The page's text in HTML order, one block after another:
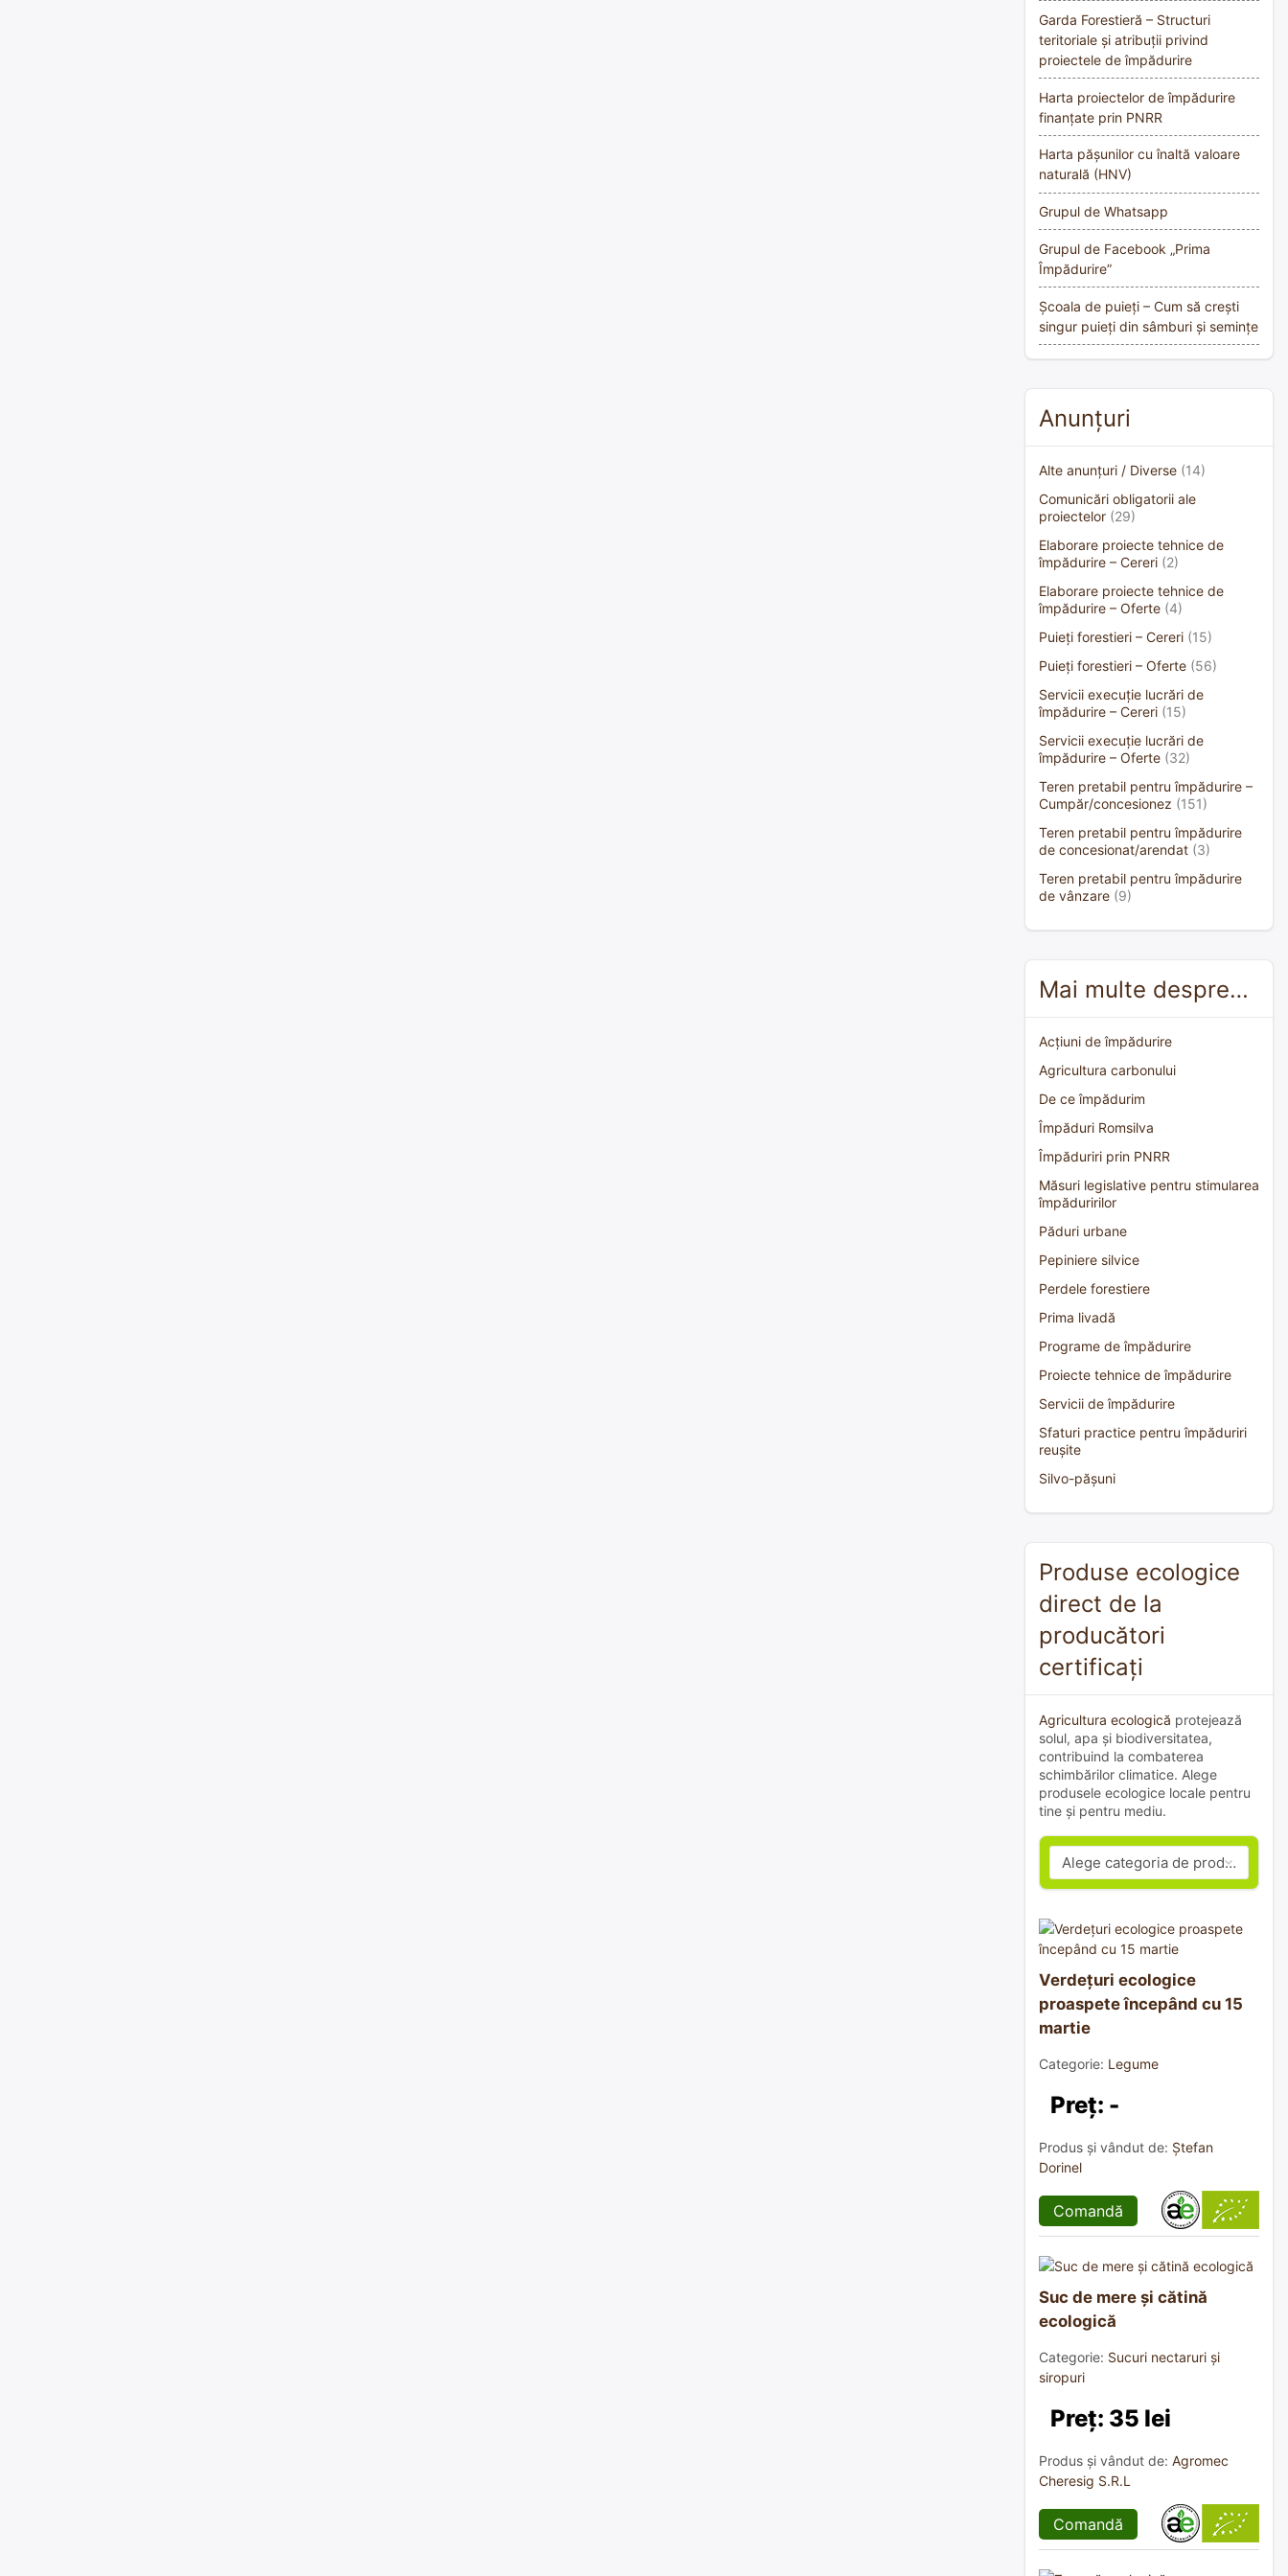
Garda Forestieră – Structuri
teritoriale și atribuții privind
proiectele de împădurire
Harta proiectelor de împădurire
finanțate prin PNRR
Harta pășunilor cu înaltă valoare
naturală (HNV)
Grupul de Whatsapp
Grupul de Facebook „Prima
Împădurire”
Școala de puieți – Cum să crești
singur puieți din sâmburi și semințe
Anunțuri
Alte anunțuri / Diverse (14)
Comunicări obligatorii ale
proiectelor (29)
Elaborare proiecte tehnice de
împădurire – Cereri (2)
Elaborare proiecte tehnice de
împădurire – Oferte (4)
Puieți forestieri – Cereri (15)
Puieți forestieri – Oferte (56)
Servicii execuție lucrări de
împădurire – Cereri (15)
Servicii execuție lucrări de
împădurire – Oferte (32)
Teren pretabil pentru împădurire –
Cumpăr/concesionez (151)
Teren pretabil pentru împădurire
de concesionat/arendat (3)
Teren pretabil pentru împădurire
de vânzare (9)
Mai multe despre…
Acțiuni de împădurire
Agricultura carbonului
De ce împădurim
Împăduri Romsilva
Împăduriri prin PNRR
Măsuri legislative pentru stimularea
împăduririlor
Păduri urbane
Pepiniere silvice
Perdele forestiere
Prima livadă
Programe de împădurire
Proiecte tehnice de împădurire
Servicii de împădurire
Sfaturi practice pentru împăduriri
reușite
Silvo-pășuni
Produse ecologice
direct de la
producători
certificați
Agricultura ecologică protejează
solul, apa și biodiversitatea,
contribuind la combaterea
schimbărilor climatice. Alege
produsele ecologice locale pentru
tine și pentru mediu.
Verdețuri ecologice
proaspete începând cu 15
martie
Categorie: Legume
Preț: -
Produs și vândut de: Ștefan
Dorinel
Comandă
Suc de mere și cătină
ecologică
Categorie: Sucuri nectaruri și
siropuri
Preț: 35 lei
Produs și vândut de: Agromec
Cheresig S.R.L
Comandă